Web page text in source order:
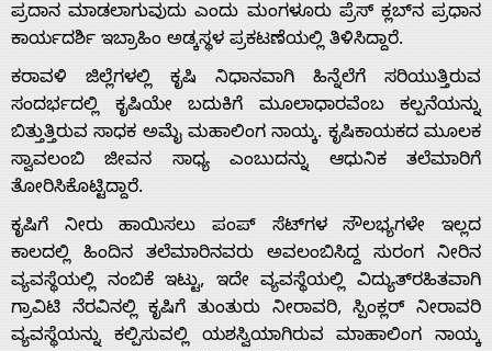
ಪ್ರದಾನ ಮಾಡಲಾಗುವುದು ಎಂದು ಮಂಗಳೂರು ಪ್ರೆಸ್ ಕ್ಲಬ್‌ನ ಪ್ರಧಾನ
ಕಾರ್ಯದರ್ಶಿ ಇಬ್ರಾಹಿಂ ಅಡ್ಕಸ್ಥಳ ಪ್ರಕಟಣೆಯಲ್ಲಿ ತಿಳಿಸಿದ್ದಾರೆ.
ಕರಾವಳಿ ಜಿಲ್ಲೆಗಳಲ್ಲಿ ಕೃಷಿ ನಿಧಾನವಾಗಿ ಹಿನ್ನೆಲೆಗೆ ಸರಿಯುತ್ತಿರುವ
ಸಂದರ್ಭದಲ್ಲಿ ಕೃಷಿಯೇ ಬದುಕಿಗೆ ಮೂಲಾಧಾರವೆಂಬ ಕಲ್ಪನೆಯನ್ನು
ಬಿತ್ತುತ್ತಿರುವ ಸಾಧಕ ಅಮೈ ಮಹಾಲಿಂಗ ನಾಯ್ಕ. ಕೃಷಿಕಾಯಕದ ಮೂಲಕ
ಸ್ವಾವಲಂಬಿ ಜೀವನ ಸಾಧ್ಯ ಎಂಬುದನ್ನು ಆಧುನಿಕ ತಲೆಮಾರಿಗೆ
ತೋರಿಸಿಕೊಟ್ಟಿದ್ದಾರೆ.
ಕೃಷಿಗೆ ನೀರು ಹಾಯಿಸಲು ಪಂಪ್ ಸೆಟ್‌ಗಳ ಸೌಲಭ್ಯಗಳೇ ಇಲ್ಲದ
ಕಾಲದಲ್ಲಿ ಹಿಂದಿನ ತಲೆಮಾರಿನವರು ಅವಲಂಬಿಸಿದ್ದ ಸುರಂಗ ನೀರಿನ
ವ್ಯವಸ್ಥೆಯಲ್ಲಿ ನಂಬಿಕೆ ಇಟ್ಟು, ಇದೇ ವ್ಯವಸ್ಥೆಯಲ್ಲಿ ವಿದ್ಯುತ್‌ರಹಿತವಾಗಿ
ಗ್ರಾವಿಟಿ ನೆರವಿನಲ್ಲಿ ಕೃಷಿಗೆ ತುಂತುರು ನೀರಾವರಿ, ಸ್ಪಿಂಕ್ಲರ್ ನೀರಾವರಿ
ವ್ಯವಸ್ಥೆಯನ್ನು ಕಲ್ಪಿಸುವಲ್ಲಿ ಯಶಸ್ವಿಯಾಗಿರುವ ಮಾಹಾಲಿಂಗ ನಾಯ್ಕ